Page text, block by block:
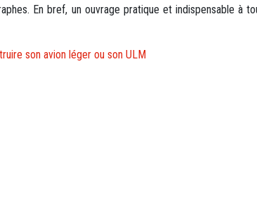
En bref, un ouvrage pratique et indispensable à
son avion léger ou son ULM